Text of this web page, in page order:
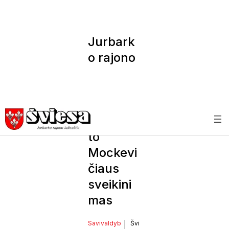
Jurbark
o rajono
Skirman
to
Mockevi
čiaus
sveikini
mas
Savivaldyb
Švi